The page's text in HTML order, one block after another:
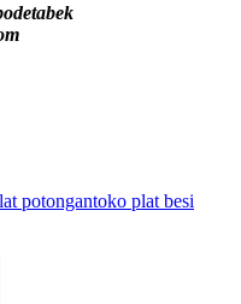
potongantoko plat besi